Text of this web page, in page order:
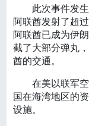
此次事件发
阿联酋发射了超
阿联酋已成为伊
截了大部分弹丸
酋的交通。
在美以联军
国在海湾地区的
设施。